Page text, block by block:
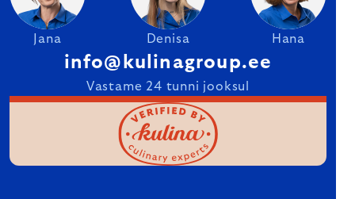
Jana Denisa Hana
info@kulinagroup.ee
Vastame 24 tunni jooksul